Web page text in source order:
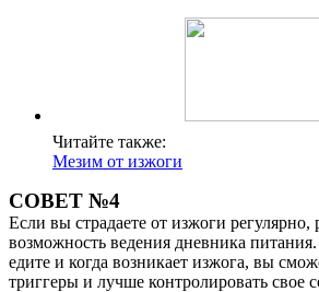
Читайте также:
Мезим от изжоги
СОВЕТ №4
Если вы страдаете от изжоги регулярно,
возможность ведения дневника
едите и когда возникает изжога, вы
триггеры и лучше контролировать свое